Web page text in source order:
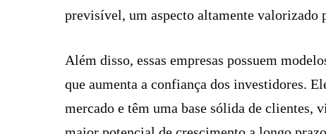
previsível, um aspecto altamente valorizado
Além disso, essas empresas possuem
que aumenta a confiança dos investidores.
mercado e têm uma base sólida de clientes,